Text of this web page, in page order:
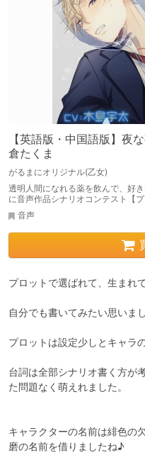
【英語版・中国語版】夜
倉たくま
がるまにオリジナル(乙女)
透明人間になれる薬を飲んで、好
に音声作品シナリオコンテスト【
音声
プロットで選ばれて、生まれ
自分でも書いてみたい思いまし
プロットは設定少しとキャラ
台詞は全部シナリオ書く方が
た問題なく萌えれました。
キャラクターの名前は緋色の
磨の名前を借りましたね♪